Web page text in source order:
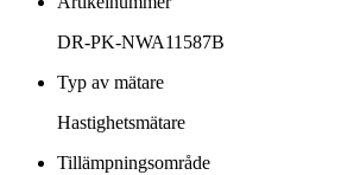
DR-PK-NWA11587B
Typ av mätare
Hastighetsmätare
Tillämpningsområde